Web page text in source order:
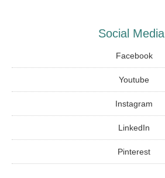
Social Media
Facebook
Youtube
Instagram
LinkedIn
Pinterest